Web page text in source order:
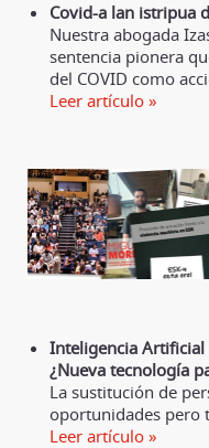
Covid-a lan istripua
Nuestra abogada
sentencia pionera
del COVID como
Leer artículo »
Inteligencia Artificial
¿Nueva tecnología
La sustitución de
oportunidades pero
Leer artículo »